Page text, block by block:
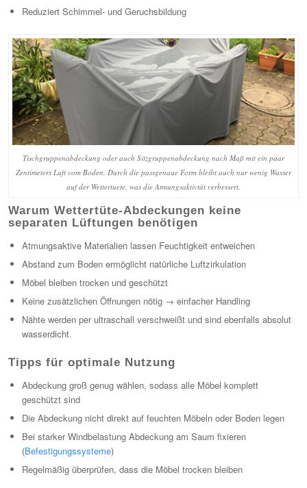
Reduziert Schimmel- und Geruchsbildung
Tischgruppenabdeckung oder auch Sitzgruppenabdeckung nach Maß mit ein paar
Zentimeters Luft vom Boden. Durch die passgenaue Form bleibt auch nur wenig Wasser
auf der Wettertuete, was die Atmungsaktivtät verbessert.
Warum Wettertüte-Abdeckungen keine
separaten Lüftungen benötigen
Atmungsaktive Materialien lassen Feuchtigkeit entweichen
Abstand zum Boden ermöglicht natürliche Luftzirkulation
Möbel bleiben trocken und geschützt
Keine zusätzlichen Öffnungen nötig → einfacher Handling
Nähte werden per ultraschall verschweißt und sind ebenfalls absolut
wasserdicht.
Tipps für optimale Nutzung
Abdeckung groß genug wählen, sodass alle Möbel komplett
geschützt sind
Die Abdeckung nicht direkt auf feuchten Möbeln oder Boden legen
Bei starker Windbelastung Abdeckung am Saum fixieren
(Befestigungssysteme)
Regelmäßig überprüfen, dass die Möbel trocken bleiben